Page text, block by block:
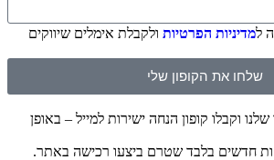
למדיניות הפרטיות ולקבלת אימלים שיווקים
שלחו את הקופון שלי
וקבלו קופון הנחה ישירות למייל – באופן
חדשים בלבד שטרם ביצעו רכישה באתר.